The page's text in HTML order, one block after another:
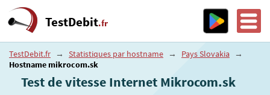
TestDebit.fr
TestDebit.fr → Statistiques par hostname → Pays Slovakia →
Hostname mikrocom.sk
Test de vitesse Internet Mikrocom.sk